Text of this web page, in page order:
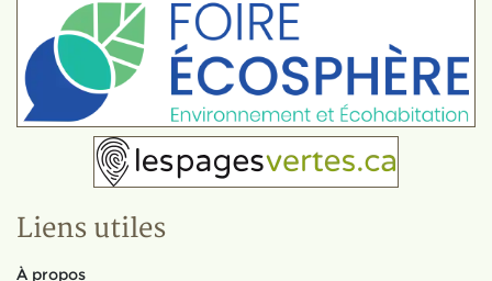
Liens utiles
À propos